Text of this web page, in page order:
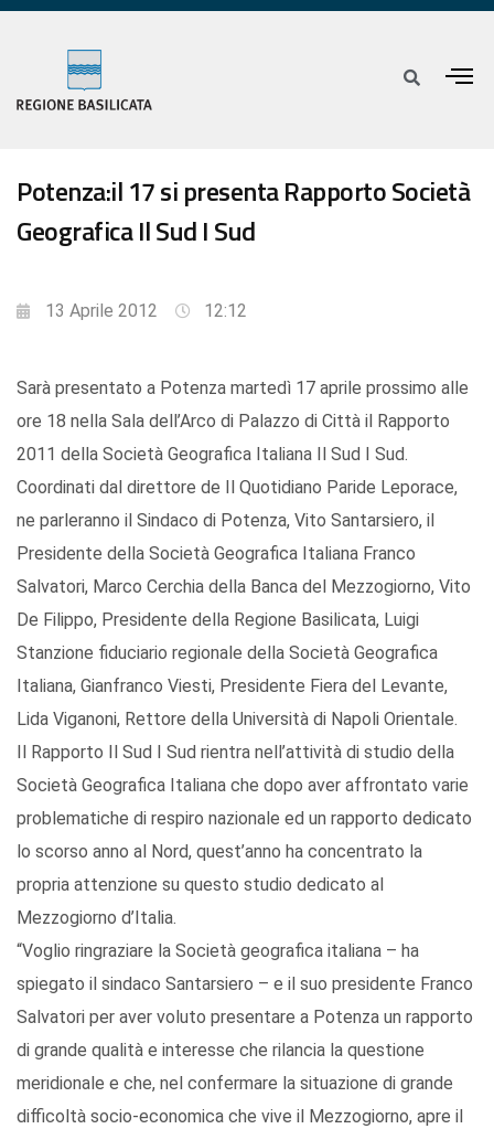
Potenza:il 17 si presenta Rapporto Società
Geografica Il Sud I Sud
13 Aprile 2012 12:12
Sarà presentato a Potenza martedì 17 aprile prossimo alle
ore 18 nella Sala dell’Arco di Palazzo di Città il Rapporto
2011 della Società Geografica Italiana Il Sud I Sud.
Coordinati dal direttore de Il Quotidiano Paride Leporace,
ne parleranno il Sindaco di Potenza, Vito Santarsiero, il
Presidente della Società Geografica Italiana Franco
Salvatori, Marco Cerchia della Banca del Mezzogiorno, Vito
De Filippo, Presidente della Regione Basilicata, Luigi
Stanzione fiduciario regionale della Società Geografica
Italiana, Gianfranco Viesti, Presidente Fiera del Levante,
Lida Viganoni, Rettore della Università di Napoli Orientale.
Il Rapporto Il Sud I Sud rientra nell’attività di studio della
Società Geografica Italiana che dopo aver affrontato varie
problematiche di respiro nazionale ed un rapporto dedicato
lo scorso anno al Nord, quest’anno ha concentrato la
propria attenzione su questo studio dedicato al
Mezzogiorno d’Italia.
“Voglio ringraziare la Società geografica italiana – ha
spiegato il sindaco Santarsiero – e il suo presidente Franco
Salvatori per aver voluto presentare a Potenza un rapporto
di grande qualità e interesse che rilancia la questione
meridionale e che, nel confermare la situazione di grande
difficoltà socio-economica che vive il Mezzogiorno, apre il